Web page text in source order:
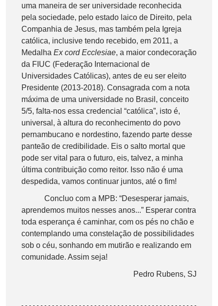
uma maneira de ser universidade reconhecida
pela sociedade, pelo estado laico de Direito, pela
Companhia de Jesus, mas também pela Igreja
católica, inclusive tendo recebido, em 2011, a
Medalha Ex cord Ecclesiae, a maior condecoração
da FIUC (Federação Internacional de
Universidades Católicas), antes de eu ser eleito
Presidente (2013-2018). Consagrada com a nota
máxima de uma universidade no Brasil, conceito
5/5, falta-nos essa credencial “católica”, isto é,
universal, à altura do reconhecimento do povo
pernambucano e nordestino, fazendo parte desse
panteão de credibilidade. Eis o salto mortal que
pode ser vital para o futuro, eis, talvez, a minha
última contribuição como reitor. Isso não é uma
despedida, vamos continuar juntos, até o fim!
Concluo com a MPB: “Desesperar jamais,
aprendemos muitos nesses anos...” Esperar contra
toda esperança é caminhar, com os pés no chão e
contemplando uma constelação de possibilidades
sob o céu, sonhando em mutirão e realizando em
comunidade. Assim seja!
Pedro Rubens, SJ